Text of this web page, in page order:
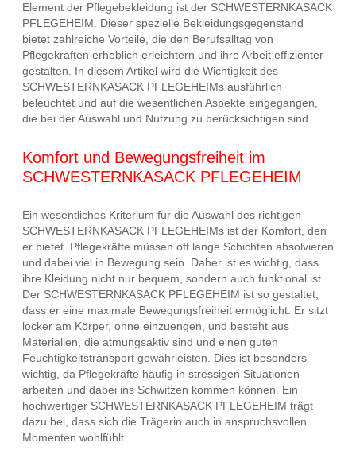
Element der Pflegebekleidung ist der SCHWESTERNKASACK
PFLEGEHEIM. Dieser spezielle Bekleidungsgegenstand
bietet zahlreiche Vorteile, die den Berufsalltag von
Pflegekräften erheblich erleichtern und ihre Arbeit effizienter
gestalten. In diesem Artikel wird die Wichtigkeit des
SCHWESTERNKASACK PFLEGEHEIMs ausführlich
beleuchtet und auf die wesentlichen Aspekte eingegangen,
die bei der Auswahl und Nutzung zu berücksichtigen sind.
Komfort und Bewegungsfreiheit im
SCHWESTERNKASACK PFLEGEHEIM
Ein wesentliches Kriterium für die Auswahl des richtigen
SCHWESTERNKASACK PFLEGEHEIMs ist der Komfort, den
er bietet. Pflegekräfte müssen oft lange Schichten absolvieren
und dabei viel in Bewegung sein. Daher ist es wichtig, dass
ihre Kleidung nicht nur bequem, sondern auch funktional ist.
Der SCHWESTERNKASACK PFLEGEHEIM ist so gestaltet,
dass er eine maximale Bewegungsfreiheit ermöglicht. Er sitzt
locker am Körper, ohne einzuengen, und besteht aus
Materialien, die atmungsaktiv sind und einen guten
Feuchtigkeitstransport gewährleisten. Dies ist besonders
wichtig, da Pflegekräfte häufig in stressigen Situationen
arbeiten und dabei ins Schwitzen kommen können. Ein
hochwertiger SCHWESTERNKASACK PFLEGEHEIM trägt
dazu bei, dass sich die Trägerin auch in anspruchsvollen
Momenten wohlfühlt.